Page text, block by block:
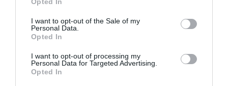
use your data for below specified purposes in below Google
consent section.
I want to opt-out of the Sale of my
Personal Data.
Opted In
I want to opt-out of processing my
Personal Data for Targeted Advertising.
Opted In